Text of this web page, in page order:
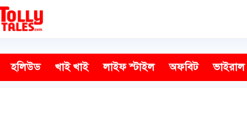
হলিউড খাই খাই লাইফ স্টাইল অফবিট ভাইরাল